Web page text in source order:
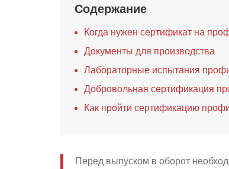
Содержание
Когда нужен сертификат на
Документы для производства
Лабораторные испытания
Добровольная сертификация
Как пройти сертификацию
Перед выпуском в оборот